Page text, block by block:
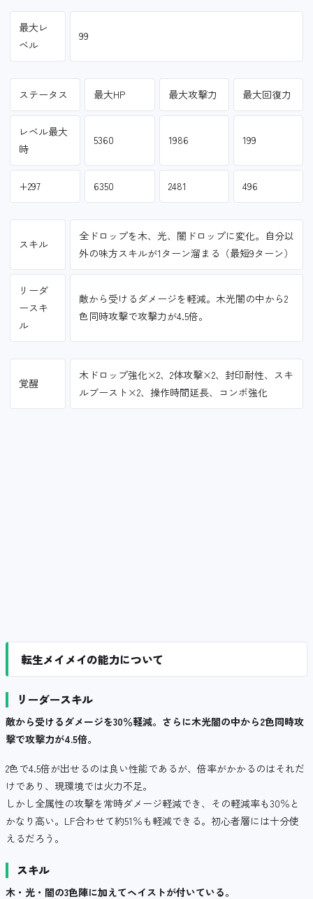
最大レ
ベル
99
ステータス 最大HP 最大攻撃力 最大回復力
レベル最大
時
5360 1986 199
+297 6350 2481 496
スキル
全ドロップを木、光、闇ドロップに変化。自分以
外の味方スキルが1ターン溜まる（最短9ターン）
リーダ
ースキ
ル
敵から受けるダメージを軽減。木光闇の中から2
色同時攻撃で攻撃力が4.5倍。
覚醒
木ドロップ強化×2、2体攻撃×2、封印耐性、スキ
ルブースト×2、操作時間延長、コンボ強化
転生メイメイの能力について
リーダースキル
敵から受けるダメージを30％軽減。さらに木光闇の中から2色同時攻
撃で攻撃力が4.5倍。
2色で4.5倍が出せるのは良い性能であるが、倍率がかかるのはそれだ
けであり、現環境では火力不足。
しかし全属性の攻撃を常時ダメージ軽減でき、その軽減率も30％と
かなり高い。LF合わせて約51％も軽減できる。初心者層には十分使
えるだろう。
スキル
木・光・闇の3色陣に加えてヘイストが付いている。